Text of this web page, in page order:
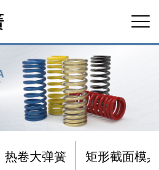
热卷大弹簧 矩形截面模